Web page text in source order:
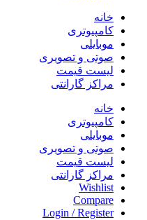
خانه
کامپیوتری
موبایلی
صوتی و تصویری
لیست قیمت
مراکز گارانتی
خانه
کامپیوتری
موبایلی
صوتی و تصویری
لیست قیمت
مراکز گارانتی
Wishlist
Compare
Login / Register